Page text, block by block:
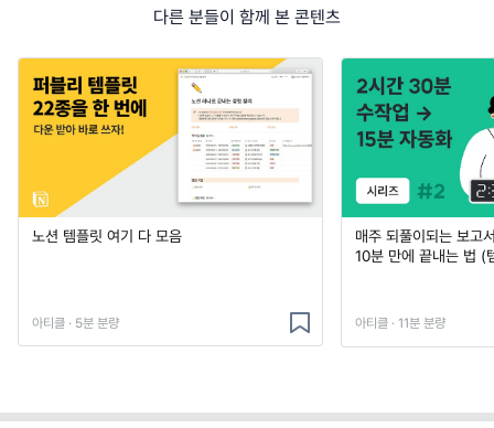
다른 분들이 함께 본 콘텐츠
노션 템플릿 여기 다 모음
아티클 · 5분 분량
매주 되풀이되는 보고
10분 만에 끝내는 법 (
아티클 · 11분 분량